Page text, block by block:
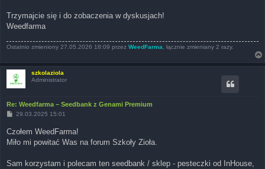
Trzymajcie się i do zobaczenia w dyskusjach!
Weedfarma
Ostatnio zmieniony 27.05.2026 18:09 przez WeedFarma, łącznie zmieniany 2 razy.
szkolaziola
Administrator
Re: Weedfarma – Seedbank z Genami Premium
P
t
29.03.2025 15:01
Czołem WeedFarma!
Miło mi powitać Was na forum Szkoły Zioła.
Sam korzystam i polecam ten seedbank / sklep - pesteczki od InHouse,